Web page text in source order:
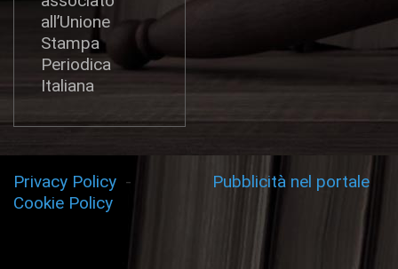
all’Unione
Stampa
Periodica
Italiana
Privacy Policy -
Cookie Policy
Pubblicità nel portale